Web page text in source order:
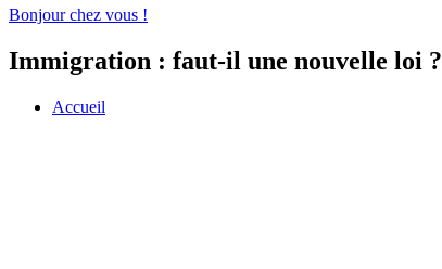
Bonjour chez vous !
Immigration : faut-il une nouvelle loi ?
Accueil